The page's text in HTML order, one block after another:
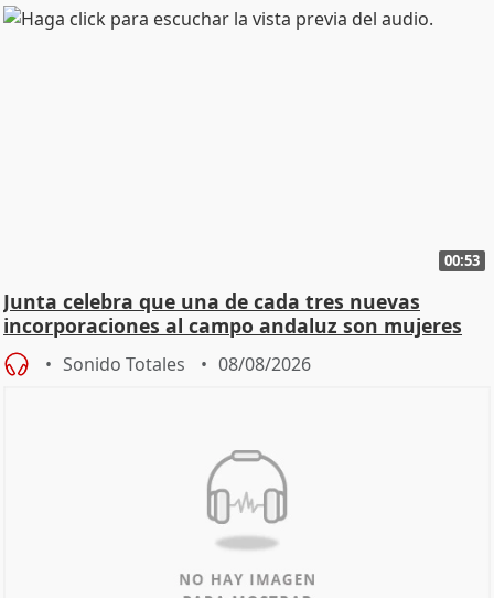
00:53
Junta celebra que una de cada tres nuevas
incorporaciones al campo andaluz son mujeres
jóvenes
Sonido Totales 08/08/2026